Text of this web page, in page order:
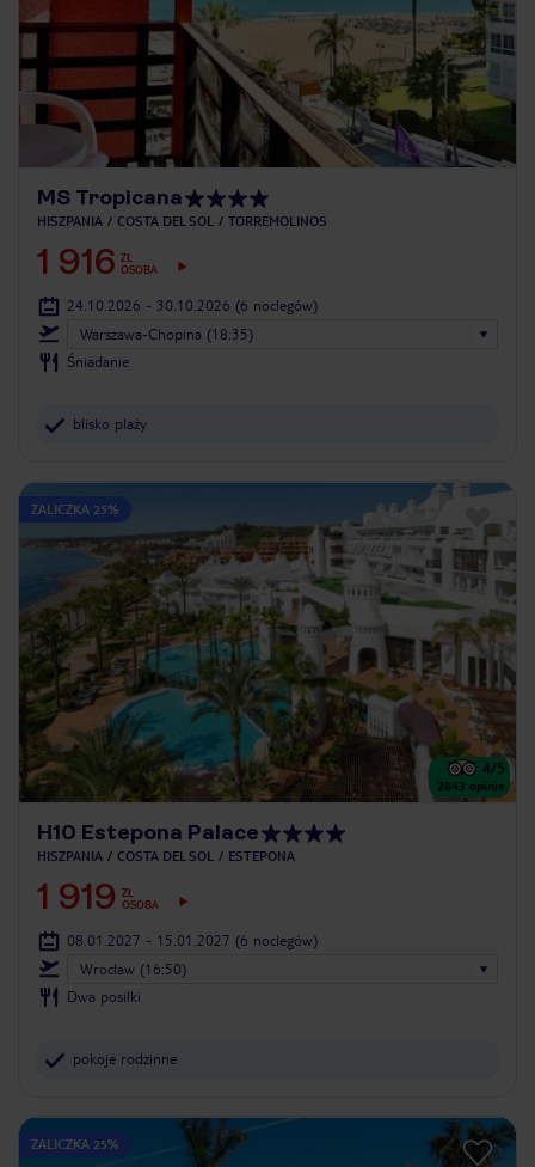
MS Tropicana
HISZPANIA COSTA DEL SOL TORREMOLINOS
1 916 ZŁ
OSOBA
24.10.2026 - 30.10.2026 (6 noclegów)
Warszawa-Chopina (18:35)
Śniadanie
blisko plaży
ZALICZKA 25%
4/5
2843 opinie
H10 Estepona Palace
HISZPANIA COSTA DEL SOL ESTEPONA
1 919 ZŁ
OSOBA
08.01.2027 - 15.01.2027 (6 noclegów)
Wrocław (16:50)
Dwa posiłki
pokoje rodzinne
ZALICZKA 25%